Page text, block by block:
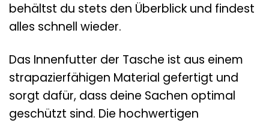
behältst du stets den Überblick und findest
alles schnell wieder.
Das Innenfutter der Tasche ist aus einem
strapazierfähigen Material gefertigt und
sorgt dafür, dass deine Sachen optimal
geschützt sind. Die hochwertigen